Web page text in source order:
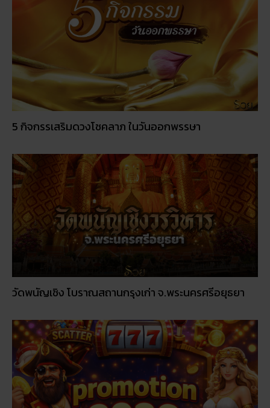
5 กิจกรรเสริมดวงโชคลาภ ในวันออกพรรษา
วัดพนัญเชิง โบราณสถานกรุงเก่า จ.พระนครศรีอยุธยา